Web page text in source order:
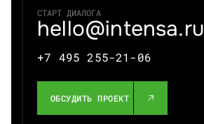
СТАРТ ДИАЛОГА
hello@intensa.ru
+7 495 255-21-06
ОБСУДИТЬ ПРОЕКТ